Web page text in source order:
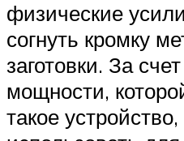
физические
согнуть кромку
заготовки. За
мощности,
такое